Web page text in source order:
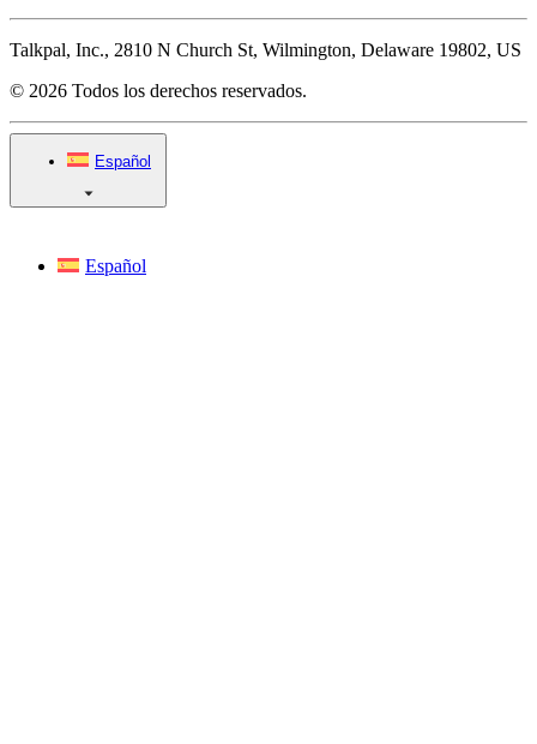
Talkpal, Inc., 2810 N Church St, Wilmington, Delaware 19802, US
© 2026 Todos los derechos reservados.
Español
Español